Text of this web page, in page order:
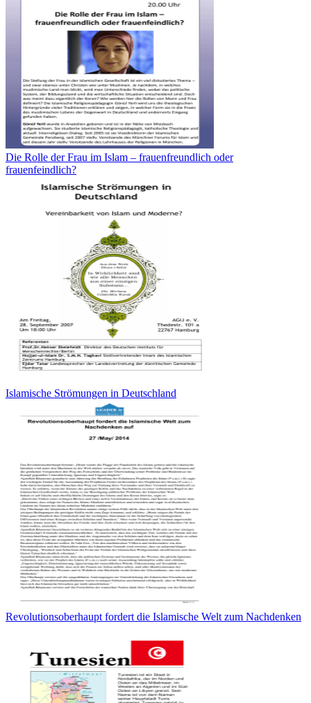
Die Rolle der Frau im Islam – frauenfreundlich oder
frauenfeindlich?
Islamische Strömungen in Deutschland
Revolutionsoberhaupt fordert die Islamische Welt zum Nachdenken